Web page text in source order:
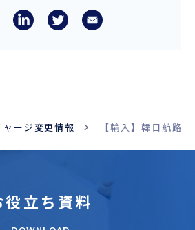
ャージ変更情報 【輸入】韓日航
役立ち 資料